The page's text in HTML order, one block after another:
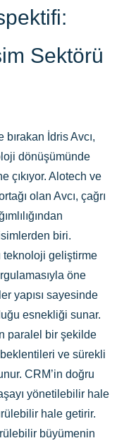
Sektörü
bırakan İdris Avcı,
dönüşümünde
çıkıyor. Alotech ve
olan Avcı, çağrı
biri.
teknoloji geliştirme
öne
yapısı sayesinde
esnekliği sunar.
paralel bir şekilde
ve sürekli
CRM’in doğru
yönetilebilir hale
hale getirir.
büyümenin